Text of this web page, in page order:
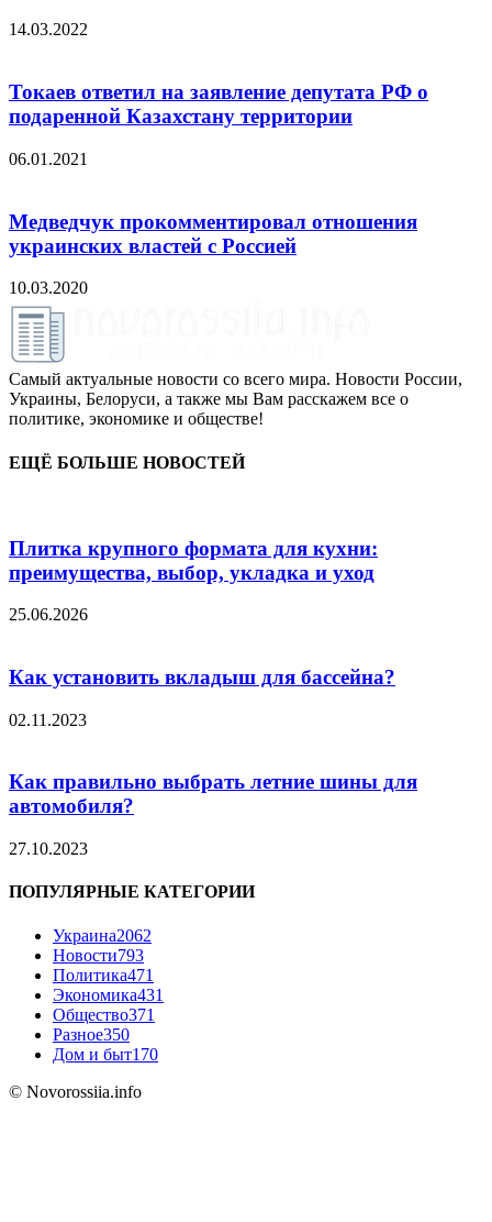
14.03.2022
Токаев ответил на заявление депутата РФ о
подаренной Казахстану территории
06.01.2021
Медведчук прокомментировал отношения
украинских властей с Россией
10.03.2020
Самый актуальные новости со всего мира. Новости России,
Украины, Белоруси, а также мы Вам расскажем все о
политике, экономике и обществе!
ЕЩЁ БОЛЬШЕ НОВОСТЕЙ
Плитка крупного формата для кухни:
преимущества, выбор, укладка и уход
25.06.2026
Как установить вкладыш для бассейна?
02.11.2023
Как правильно выбрать летние шины для
автомобиля?
27.10.2023
ПОПУЛЯРНЫЕ КАТЕГОРИИ
Украина2062
Новости793
Политика471
Экономика431
Общество371
Разное350
Дом и быт170
© Novorossiia.info